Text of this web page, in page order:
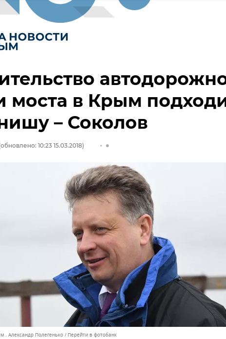
моста в Крым
– Соколов
10:23 15.03.2018)
. Александр Полегенько Перейти в фотобанк